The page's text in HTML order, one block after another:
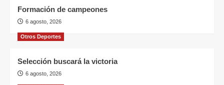
Formación de campeones
6 agosto, 2026
Otros Deportes
Selección buscará la victoria
6 agosto, 2026